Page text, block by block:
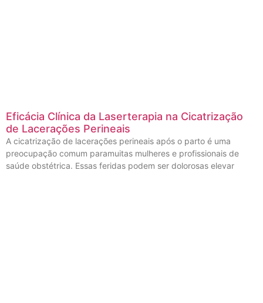
Eficácia Clínica da Laserterapia na Cicatrização
de Lacerações Perineais
A cicatrização de lacerações perineais após o parto é uma
preocupação comum paramuitas mulheres e profissionais de
saúde obstétrica. Essas feridas podem ser dolorosas elevar